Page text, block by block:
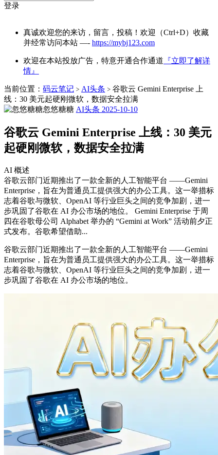
登录
真诚欢迎您的来访，留言，投稿！欢迎（Ctrl+D）收藏
并经常访问本站 —- https://mybj123.com
欢迎在本站投放广告，特意开通合作通道 『立即了解详
情』
当前位置： 码云笔记 > AI头条 > 谷歌云 Gemini Enterprise 上
线：30 美元起硬刚微软，数据安全拉满
忽悠糖糖 AI头条 2025-10-10
谷歌云 Gemini Enterprise 上线：30 美元
起硬刚微软，数据安全拉满
AI 概述
谷歌云部门近期推出了一款全新的人工智能平台 ——Gemini
Enterprise，旨在为普通员工提供强大的办公工具。这一举措标
志着谷歌与微软、OpenAI 等行业巨头之间的竞争加剧，进一
步巩固了谷歌在 AI 办公市场的地位。 Gemini Enterprise 于周
四在谷歌母公司 Alphabet 举办的 “Gemini at Work” 活动前夕正
式发布。谷歌希望借助...
谷歌云部门近期推出了一款全新的人工智能平台 ——Gemini
Enterprise，旨在为普通员工提供强大的办公工具。这一举措标
志着谷歌与微软、OpenAI 等行业巨头之间的竞争加剧，进一
步巩固了谷歌在 AI 办公市场的地位。